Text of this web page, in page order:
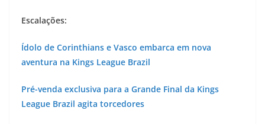
Escalações:
Ídolo de Corinthians e Vasco embarca em nova
aventura na Kings League Brazil
Pré-venda exclusiva para a Grande Final da Kings
League Brazil agita torcedores